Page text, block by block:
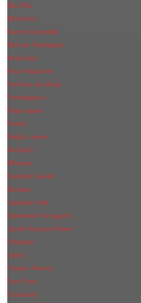
Miu Miu
Mоsсhino
Naomi Campbell
Narciso Rodriguez
Nina Ricci
Paco Rabanne
Parfums de Marly
Penhaligon's
Pepe Jeans
Prada
Ralph Lauren
RicHarD
Rihanna
Roberto Cavalli
Rochas
Salvador Dali
Salvatore Ferragamo
Sarah Jessica Parker
Shiseido
Sisley
Tiziana Terenzi
Tom Ford
Trussardi